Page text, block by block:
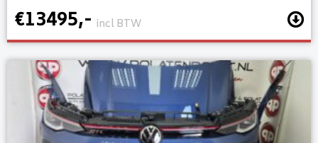
€13495,- incl BTW